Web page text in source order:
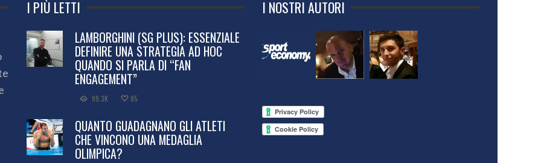
I PIÙ LETTI
LAMBORGHINI (SG PLUS): ESSENZIALE
DEFINIRE UNA STRATEGIA AD HOC
QUANDO SI PARLA DI “FAN
ENGAGEMENT”
99.3K 85
QUANTO GUADAGNANO GLI ATLETI
CHE VINCONO UNA MEDAGLIA
OLIMPICA?
I NOSTRI AUTORI